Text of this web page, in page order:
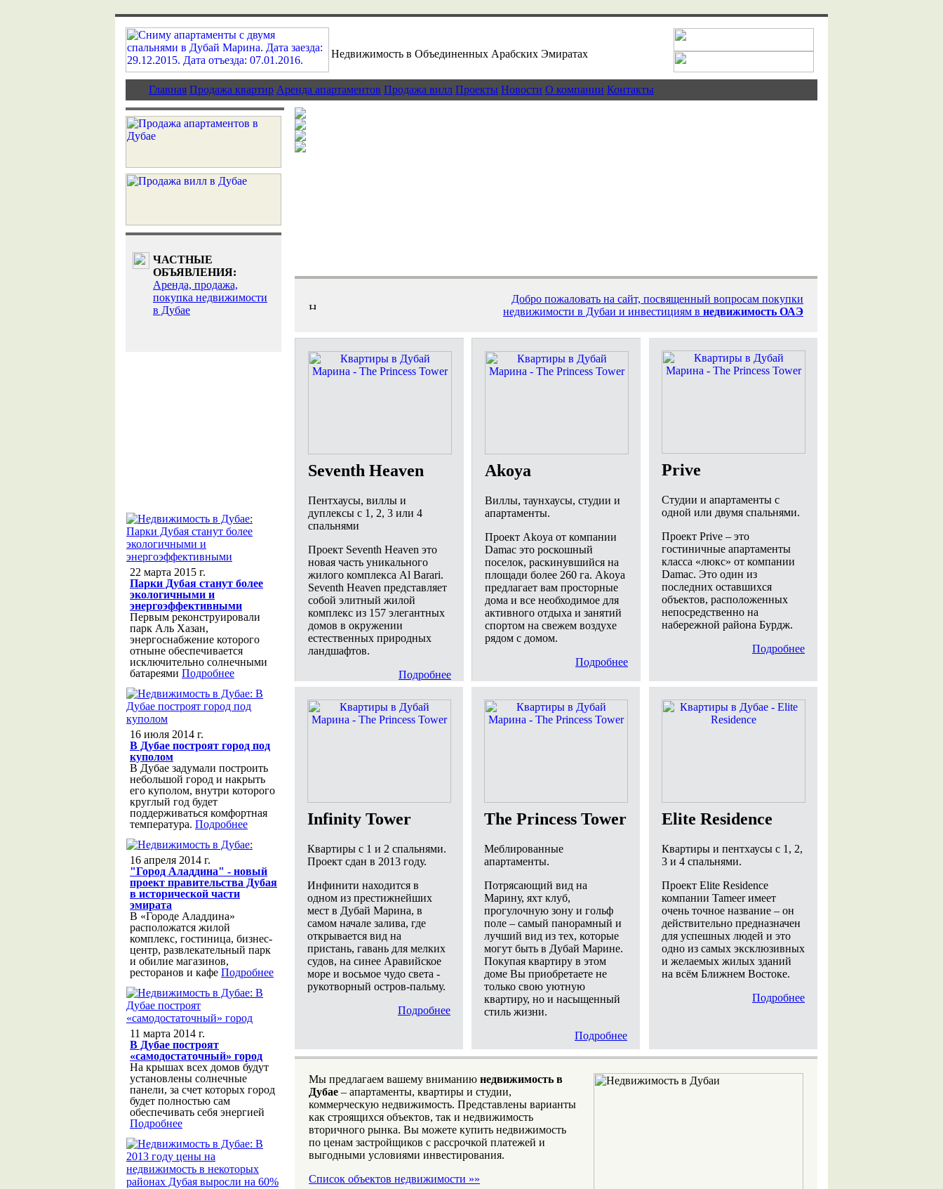
Недвижимость в Объединенных Арабских Эмиратах
Главная Продажа квартир Аренда апартаментов Продажа вилл Проекты Новости О компании Контакты
ЧАСТНЫЕ
ОБЪЯВЛЕНИЯ:
Аренда, продажа,
покупка недвижимости
в Дубае
Рост продаж на рынке недвижимости Дубая
Добро пожаловать на сайт, посвященный вопросам покупки
недвижимости в Дубаи и инвестициям в недвижимость ОАЭ
Seventh Heaven
Пентхаусы, виллы и
дуплексы с 1, 2, 3 или 4
спальнями
Проект Seventh Heaven это
новая часть уникального
жилого комплекса Al Barari.
Seventh Heaven представляет
собой элитный жилой
комплекс из 157 элегантных
домов в окружении
естественных природных
ландшафтов.
Подробнее
Akoya
Виллы, таунхаусы, студии и
апартаменты.
Проект Akoya от компании
Damac это роскошный
поселок, раскинувшийся на
площади более 260 га. Akoya
предлагает вам просторные
дома и все необходимое для
активного отдыха и занятий
спортом на свежем воздухе
рядом с домом.
Подробнее
Prive
Студии и апартаменты с
одной или двумя спальнями.
Проект Prive – это
гостиничные апартаменты
класса «люкс» от компании
Damac. Это один из
последних оставшихся
объектов, расположенных
непосредственно на
набережной района Бурдж.
Подробнее
Infinity Tower
Квартиры с 1 и 2 спальнями.
Проект сдан в 2013 году.
Инфинити находится в
одном из престижнейших
мест в Дубай Марина, в
самом начале залива, где
открывается вид на
пристань, гавань для мелких
судов, на синее Аравийское
море и восьмое чудо света -
рукотворный остров-пальму.
Подробнее
The Princess Tower
Меблированные
апартаменты.
Потрясающий вид на
Марину, яхт клуб,
прогулочную зону и гольф
поле – самый панорамный и
лучший вид из тех, которые
могут быть в Дубай Марине.
Покупая квартиру в этом
доме Вы приобретаете не
только свою уютную
квартиру, но и насыщенный
стиль жизни.
Подробнее
Elite Residence
Квартиры и пентхаусы с 1, 2,
3 и 4 спальнями.
Проект Elite Residence
компании Tameer имеет
очень точное название – он
действительно предназначен
для успешных людей и это
одно из самых эксклюзивных
и желаемых жилых зданий
на всём Ближнем Востоке.
Подробнее
Мы предлагаем вашему вниманию недвижимость в
Дубае – апартаменты, квартиры и студии,
коммерческую недвижимость. Представлены варианты
как строящихся объектов, так и недвижимость
вторичного рынка. Вы можете купить недвижимость
по ценам застройщиков с рассрочкой платежей и
выгодными условиями инвестирования.
Список объектов недвижимости »»
22 марта 2015 г.
Парки Дубая станут более
экологичными и
энергоэффективными
Первым реконструировали
парк Аль Хазан,
энергоснабжение которого
отныне обеспечивается
исключительно солнечными
батареями Подробнее
16 июля 2014 г.
В Дубае построят город под
куполом
В Дубае задумали построить
небольшой город и накрыть
его куполом, внутри которого
круглый год будет
поддерживаться комфортная
температура. Подробнее
16 апреля 2014 г.
"Город Аладдина" - новый
проект правительства Дубая
в исторической части
эмирата
В «Городе Аладдина»
расположатся жилой
комплекс, гостиница, бизнес-
центр, развлекательный парк
и обилие магазинов,
ресторанов и кафе Подробнее
11 марта 2014 г.
В Дубае построят
«самодостаточный» город
На крышах всех домов будут
установлены солнечные
панели, за счет которых город
будет полностью сам
обеспечивать себя энергией
Подробнее